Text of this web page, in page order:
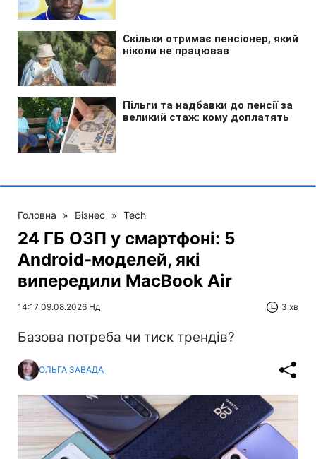
Головна » Бізнес » Tech
24 ГБ ОЗП у смартфоні: 5
Android-моделей, які
випередили MacBook Air
14:17 09.08.2026 Нд 3 хв
Базова потреба чи тиск трендів?
ОЛЬГА ЗАВАДА